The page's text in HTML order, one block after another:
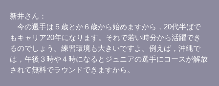
新井さん
今の選手は５歳とか６歳から始めますから，20代半ばで
もキャリア20年になります。それで若い時分から活躍でき
るのでしょう。練習環境も大きいですよ。例えば，沖縄で
は，午後３時や４時になるとジュニアの選手にコースが解放
されて無料でラウンドできますから。